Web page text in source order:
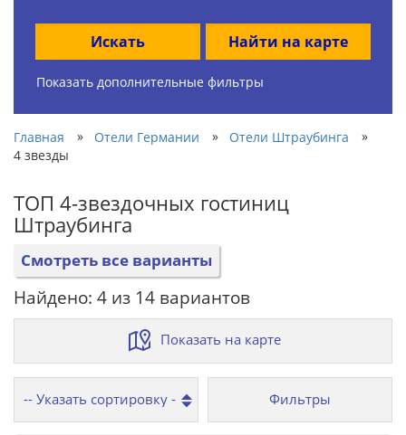
Искать Найти на карте
Показать дополнительные фильтры
Главная » Отели Германии » Отели Штраубинга
»
4 звезды
ТОП 4-звездочных гостиниц
Штраубинга
Смотреть все варианты
Найдено: 4 из 14 вариантов
Показать на карте
Фильтры